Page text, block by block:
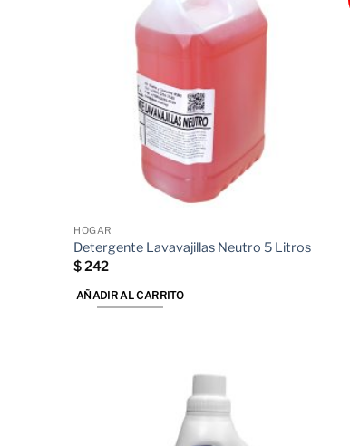
HOGAR
Detergente Lavavajillas Neutro 5 Litros
$242
AÑADIR AL CARRITO